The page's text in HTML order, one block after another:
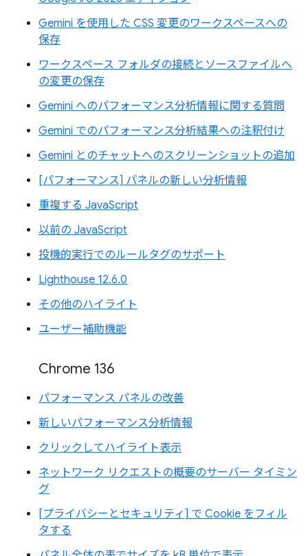
Gemini を使用した CSS 変更のワークスペースへの
保存
ワークスペース フォルダの接続とソースファイルへ
の変更の保存
Gemini へのパフォーマンス分析情報に関する質問
Gemini でのパフォーマンス分析結果への注釈付け
Gemini とのチャットへのスクリーンショットの追加
[パフォーマンス] パネルの新しい分析情報
重複する JavaScript
以前の JavaScript
投機的実行でのルールタグのサポート
Lighthouse 12.6.0
その他のハイライト
ユーザー補助機能
Chrome 136
パフォーマンス パネルの改善
新しいパフォーマンス分析情報
クリックしてハイライト表示
ネットワーク リクエストの概要のサーバー タイミン
グ
[プライバシーとセキュリティ] で Cookie をフィル
タする